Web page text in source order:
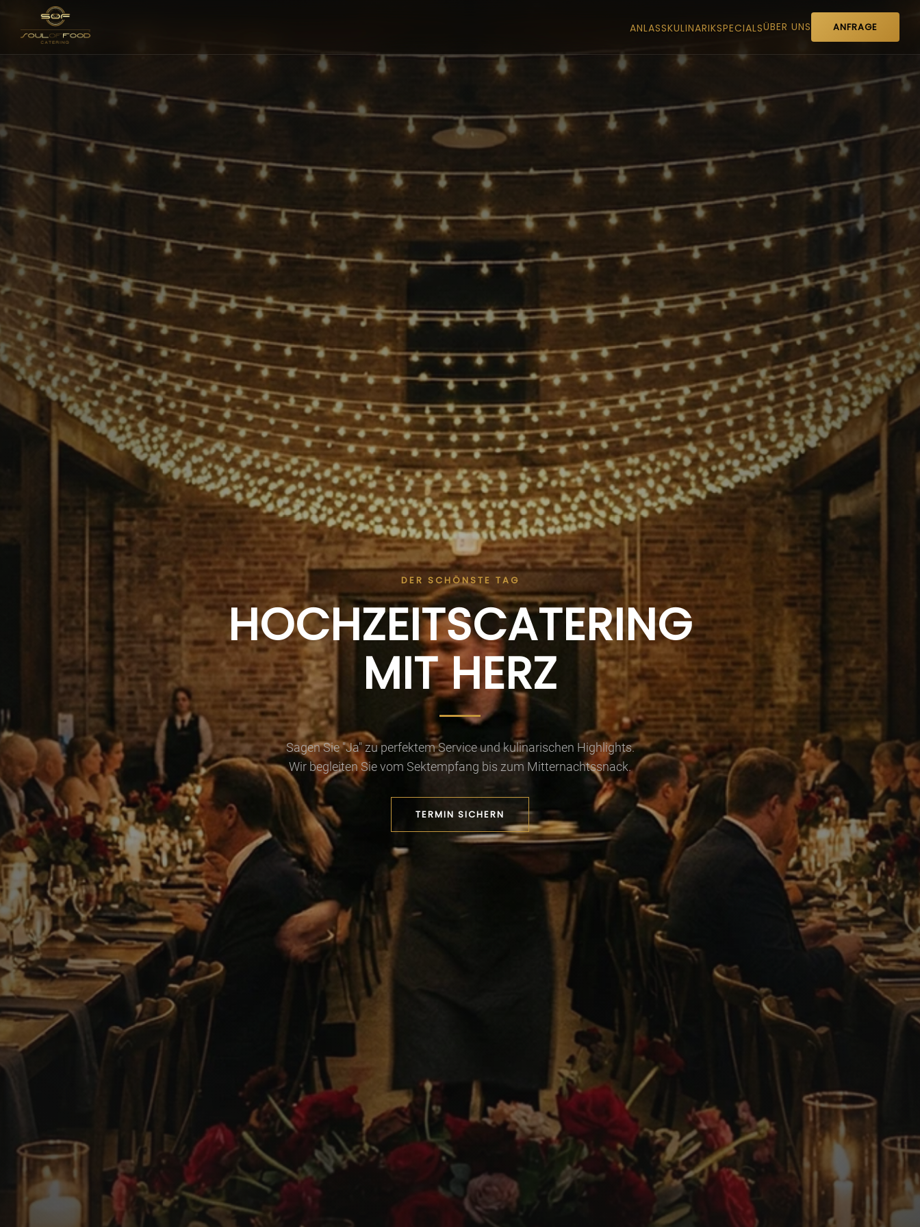
ANLASSKULINARIKSPECIALSÜBER UNS ANFRAGE
DER SCHÖNSTE TAG
HOCHZEITSCATERING
MIT HERZ
Sagen Sie "Ja" zu perfektem Service und kulinarischen Highlights.
Wir begleiten Sie vom Sektempfang bis zum Mitternachtssnack.
TERMIN SICHERN